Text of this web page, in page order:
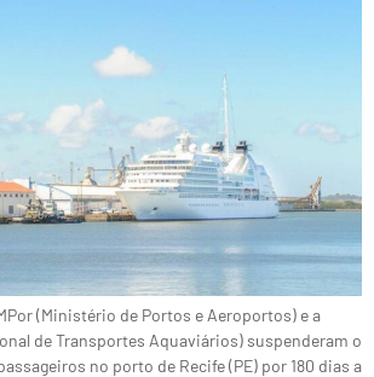
(Ministério de Portos e Aeroportos) e a
de Transportes Aquaviários) suspenderam o
no porto de Recife (PE) por 180 dias a